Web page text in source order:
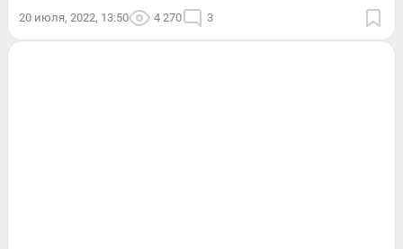
20 июля, 2022, 13:50 4 270 3